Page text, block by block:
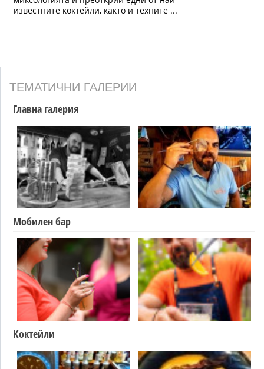
известните коктейли, както и техните ...
ТЕМАТИЧНИ ГАЛЕРИИ
Главна галерия
Мобилен бар
Коктейли